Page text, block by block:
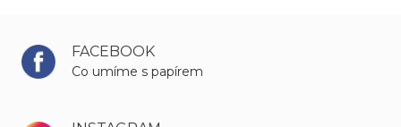
FACEBOOK
Co umíme s papírem